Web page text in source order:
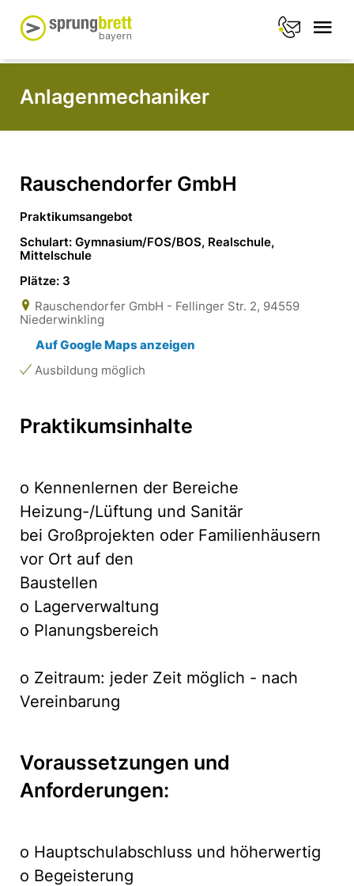
Anlagenmechaniker
Rauschendorfer GmbH
Praktikumsangebot
Schulart: Gymnasium/FOS/BOS, Realschule,
Mittelschule
Plätze: 3
Rauschendorfer GmbH - Fellinger Str. 2, 94559
Niederwinkling
Auf Google Maps anzeigen
Ausbildung möglich
Praktikumsinhalte
o Kennenlernen der Bereiche
Heizung-/Lüftung und Sanitär
bei Großprojekten oder Familienhäusern
vor Ort auf den
Baustellen
o Lagerverwaltung
o Planungsbereich
o Zeitraum: jeder Zeit möglich - nach
Vereinbarung
Voraussetzungen und
Anforderungen:
o Hauptschulabschluss und höherwertig
o Begeisterung